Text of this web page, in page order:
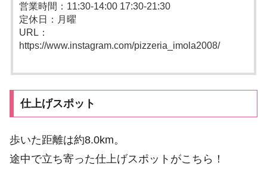
営業時間：11:30-14:00 17:30-21:30
定休日：月曜
URL：
https://www.instagram.com/pizzeria_imola2008/
仕上げスポット
歩いた距離は約8.0km。
途中で立ち寄った仕上げスポットがこちら！